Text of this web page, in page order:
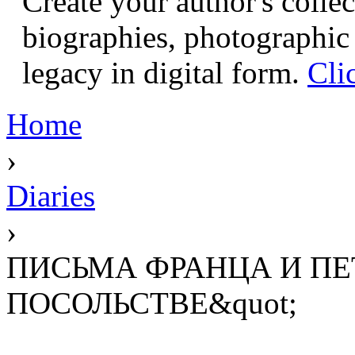
biographies,
legacy in digital form.
Home
›
Diaries
›
ПИСЬМА ФРАНЦА И
ПОСОЛЬСТВЕ&quot;